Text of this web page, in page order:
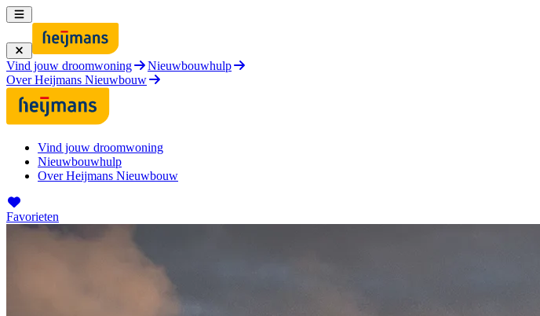
Vind jouw droomwoning
Nieuwbouwhulp
Over Heijmans Nieuwbouw
Vind jouw droomwoning
Nieuwbouwhulp
Over Heijmans Nieuwbouw
Favorieten